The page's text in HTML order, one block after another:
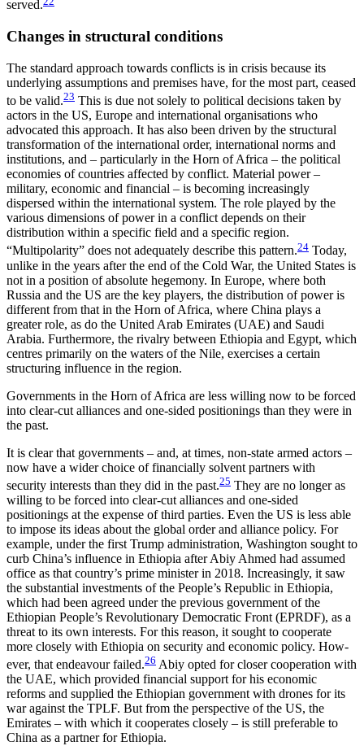
served.
Changes in structural conditions
The standard approach towards conflicts is in crisis because its
underlying assumptions and premises have, for the most part, ceased
to be valid.23 This is due not solely to political decisions taken by
actors in the US, Europe and international organisations who
advocated this approach. It has also been driven by the structural
transformation of the international order, international norms and
institutions, and – particularly in the Horn of Africa – the political
economies of countries affected by conflict. Material power –
military, economic and financial – is becoming increasingly
dispersed within the inter­national system. The role played by the
various dimensions of power in a conflict depends on their
distribution within a specific field and a specific region.
“Multipolarity” does not adequately describe this pattern.24 Today,
unlike in the years after the end of the Cold War, the United States is
not in a position of absolute hegemony. In Europe, where both
Russia and the US are the key players, the distribution of power is
different from that in the Horn of Africa, where China plays a
greater role, as do the United Arab Emirates (UAE) and Saudi
Arabia. Furthermore, the rivalry between Ethiopia and Egypt, which
centres primarily on the waters of the Nile, exercises a certain
structuring influence in the region.
Governments in the Horn of Africa are less willing now to be forced
into clear-cut alliances and one-sided positionings than they were in
the past.
It is clear that governments – and, at times, non-state armed actors –
now have a wider choice of financially solvent partners with
security interests than they did in the past.25 They are no longer as
willing to be forced into clear-cut alliances and one-sided
positionings at the expense of third parties. Even the US is less able
to impose its ideas about the global order and alliance policy. For
example, under the first Trump administration, Washington sought to
curb China’s influence in Ethiopia after Abiy Ahmed had assumed
office as that country’s prime minister in 2018. Increasingly, it saw
the substantial investments of the People’s Republic in Ethiopia,
which had been agreed under the previous government of the
Ethiopian People’s Revolutionary Demo­cratic Front (EPRDF), as a
threat to its own interests. For this reason, it sought to cooperate
more closely with Ethiopia on security and economic policy. How­
ever, that endeavour failed.26 Abiy opted for closer cooperation with
the UAE, which provided financial support for his economic
reforms and supplied the Ethiopian government with drones for its
war against the TPLF. But from the perspective of the US, the
Emirates – with which it cooperates closely – is still preferable to
China as a partner for Ethiopia.